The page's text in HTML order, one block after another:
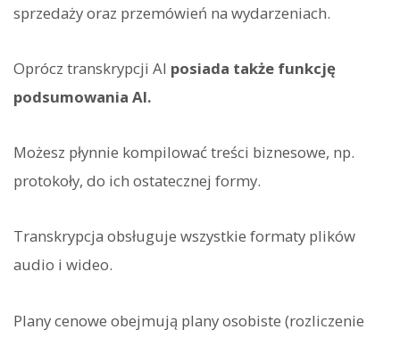
sprzedaży oraz przemówień na wydarzeniach.
Oprócz transkrypcji AI posiada także funkcję
podsumowania AI.
Możesz płynnie kompilować treści biznesowe, np.
protokoły, do ich ostatecznej formy.
Transkrypcja obsługuje wszystkie formaty plików
audio i wideo.
Plany cenowe obejmują plany osobiste (rozliczenie